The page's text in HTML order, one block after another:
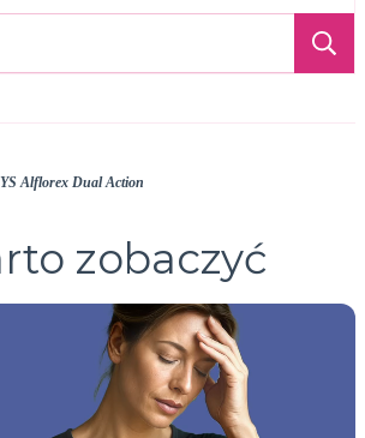
Alflorex Dual Action
zobaczyć